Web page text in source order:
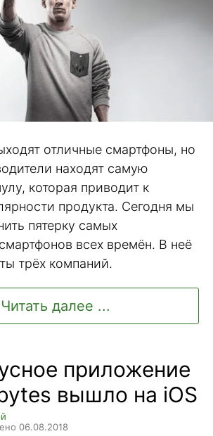
отличные смартфоны, но
находят самую
которая приводит к
продукта. Сегодня мы
пятерку самых
всех времён. В неё
трёх компаний.
Читать далее ...
приложение
вышло на iOS
06.08.2018